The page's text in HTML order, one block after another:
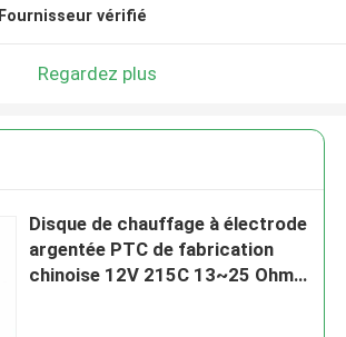
Fournisseur vérifié
Regardez plus
Disque de chauffage à électrode
argentée PTC de fabrication
chinoise 12V 215C 13~25 Ohm